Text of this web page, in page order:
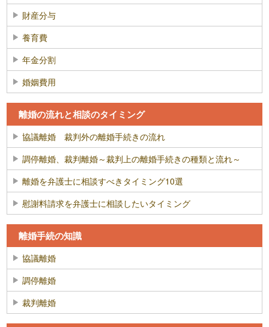
財産分与
養育費
年金分割
婚姻費用
離婚の流れと相談のタイミング
協議離婚 裁判外の離婚手続きの流れ
調停離婚、裁判離婚～裁判上の離婚手続きの種類と流れ～
離婚を弁護士に相談すべきタイミング10選
慰謝料請求を弁護士に相談したいタイミング
離婚手続の知識
協議離婚
調停離婚
裁判離婚